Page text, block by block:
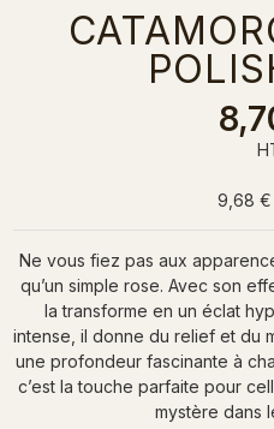
9,68 €
Ne vous fiez pas aux
qu’un simple rose. Avec son
la transforme en un éclat
intense, il donne du relief et du
une profondeur fascinante à
c’est la touche parfaite pour
mystère dans